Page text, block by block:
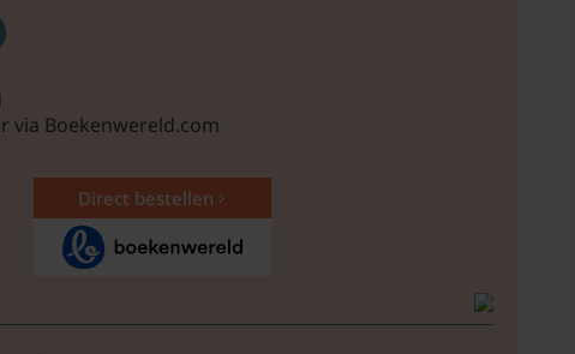
Boekenwereld.com
Direct bestellen